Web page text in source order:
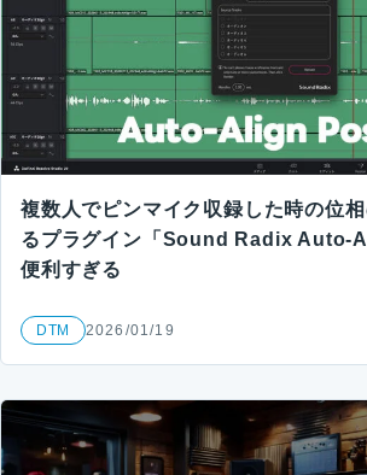
複数人でピンマイク収録した時の位
るプラグイン「Sound Radix Auto-
便利すぎる
DTM 2026/01/19